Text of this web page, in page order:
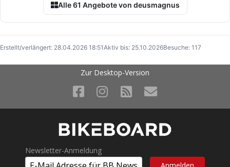
Alle 61 Angebote von deusmagnus
Erstellt/verlängert: 28.04.2026 18:51Aktiv bis: 25.10.2026Besuche: 117
Zur Desktop-Version
Newsletter-Anmeldung